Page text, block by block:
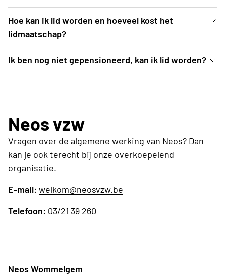
[Invullen]
Hoe kan ik lid worden en hoeveel kost het
lidmaatschap?
[Invullen]
Ik ben nog niet gepensioneerd, kan ik lid worden?
Neos vzw
Vragen over de algemene werking van Neos? Dan
kan je ook terecht bij onze overkoepelend
organisatie.
E-mail: welkom@neosvzw.be
Telefoon: 03/21 39 260
Neos Wommelgem